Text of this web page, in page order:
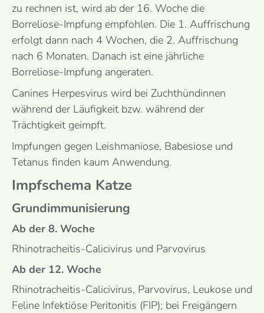
zu rechnen ist, wird ab der 16. Woche die
Borreliose-Impfung empfohlen. Die 1. Auf­frischung
erfolgt dann nach 4 Wochen, die 2. Auf­frischung
nach 6 Monaten. Danach ist eine jähr­liche
Borreliose-Impfung ange­raten.
Canines Herpesvirus wird bei Zuchthündinnen
während der Läufigkeit bzw. während der
Trächtigkeit geimpft.
Impfungen gegen Leishmaniose, Babesiose und
Tetanus finden kaum Anwendung.
Impfschema Katze
Grundimmunisierung
Ab der 8. Woche
Rhinotracheitis-Calicivirus und Parvovirus
Ab der 12. Woche
Rhinotracheitis-Calicivirus, Parvovirus, Leukose und
Feline Infektiöse Peritonitis (FIP); bei Freigängern